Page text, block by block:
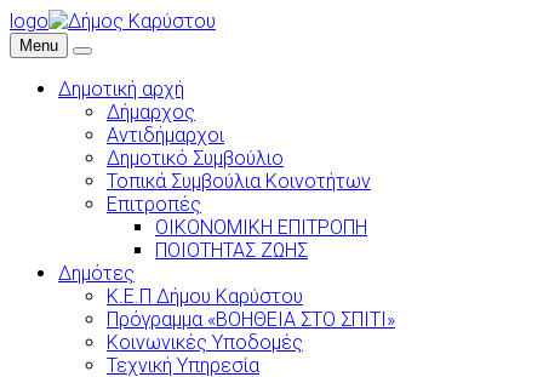
logo
Menu
Δημοτική αρχή
Δήμαρχος
Αντιδήμαρχοι
Δημοτικό Συμβούλιο
Τοπικά Συμβούλια Κοινοτήτων
Επιτροπές
ΟΙΚΟΝΟΜΙΚΗ ΕΠΙΤΡΟΠΗ
ΠΟΙΟΤΗΤΑΣ ΖΩΗΣ
Δημότες
Κ.Ε.Π Δήμου Καρύστου
Πρόγραμμα «ΒΟΗΘΕΙΑ ΣΤΟ ΣΠΙΤΙ»
Κοινωνικές Υποδομές
Τεχνική Υπηρεσία